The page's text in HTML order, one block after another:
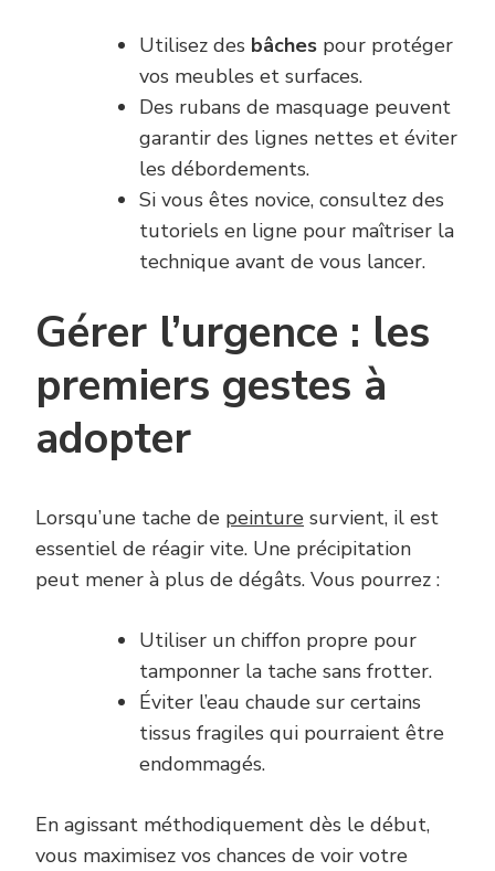
Utilisez des bâches pour protéger
vos meubles et surfaces.
Des rubans de masquage peuvent
garantir des lignes nettes et éviter
les débordements.
Si vous êtes novice, consultez des
tutoriels en ligne pour maîtriser la
technique avant de vous lancer.
Gérer l’urgence : les
premiers gestes à
adopter
Lorsqu’une tache de peinture survient, il est
essentiel de réagir vite. Une précipitation
peut mener à plus de dégâts. Vous pourrez :
Utiliser un chiffon propre pour
tamponner la tache sans frotter.
Éviter l’eau chaude sur certains
tissus fragiles qui pourraient être
endommagés.
En agissant méthodiquement dès le début,
vous maximisez vos chances de voir votre